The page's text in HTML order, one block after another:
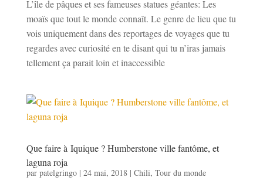
L’île de pâques et ses fameuses statues géantes: Les
moaïs que tout le monde connaît. Le genre de lieu que tu
vois uniquement dans des reportages de voyages que tu
regardes avec curiosité en te disant qui tu n’iras jamais
tellement ça parait loin et inaccessible
Que faire à Iquique ? Humberstone ville fantôme, et
laguna roja
par patelgringo| 24 mai, 2018| Chili, Tour du monde